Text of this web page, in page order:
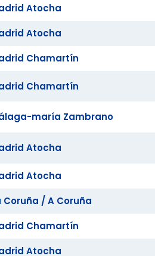
Atocha
Atocha
Chamartín
Chamartín
maría Zambrano
Atocha
Atocha
Coruña / A Coruña
Chamartín
Atocha